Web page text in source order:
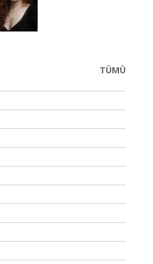
TÜMÜ